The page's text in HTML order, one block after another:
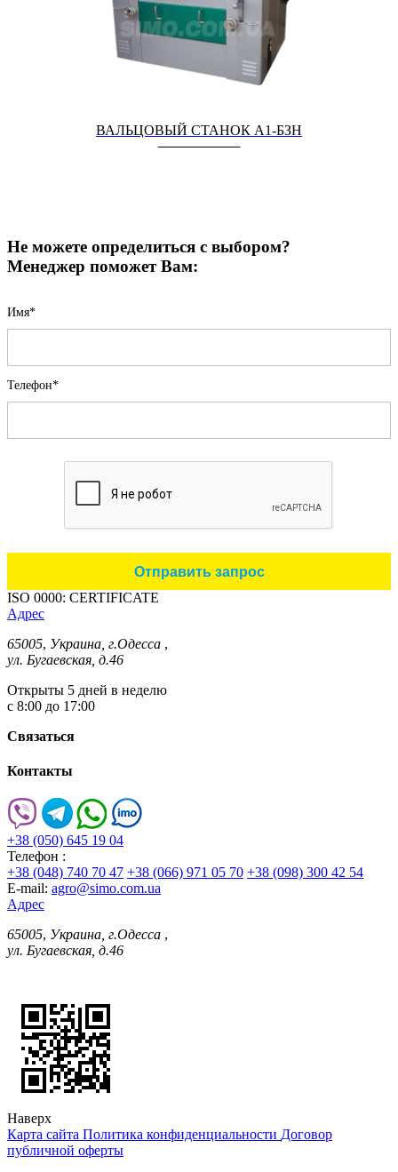
ВАЛЬЦОВЫЙ СТАНОК А1-БЗН
Не можете определиться с выбором?
Менеджер поможет Вам:
Имя*
Телефон*
ISO 0000: CERTIFICATE
Адрес
65005, Украина, г.Одесса ,
ул. Бугаевская, д.46
Открыты 5 дней в неделю
с 8:00 до 17:00
Связаться
Контакты
+38 (050) 645 19 04
Телефон :
+38 (048) 740 70 47 +38 (066) 971 05 70 +38 (098) 300 42 54
E-mail: agro@simo.com.ua
Адрес
65005, Украина, г.Одесса ,
ул. Бугаевская, д.46
Наверх
Карта сайта Политика конфиденциальности Договор
публичной оферты